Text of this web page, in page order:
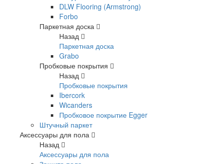
DLW Flooring (Armstrong)
Forbo
Паркетная доска
Назад
Паркетная доска
Grabo
Пробковые покрытия
Назад
Пробковые покрытия
Ibercork
Wicanders
Пробковое покрытие Egger
Штучный паркет
Аксессуары для пола
Назад
Аксессуары для пола